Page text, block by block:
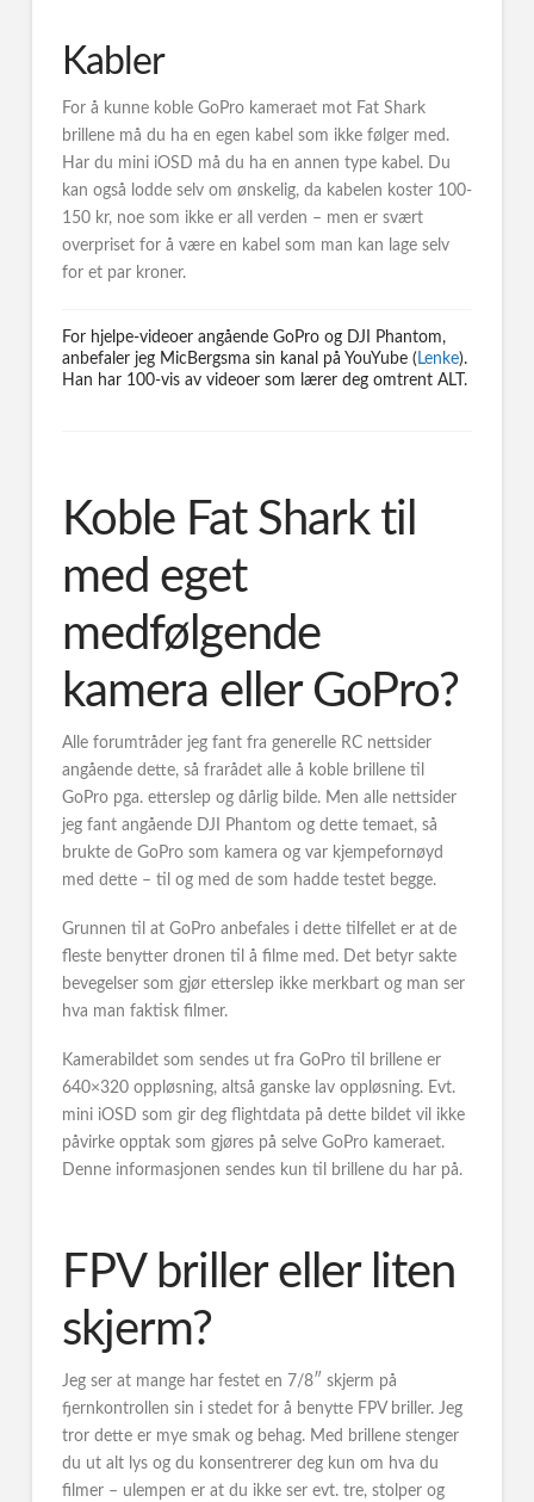
Kabler
For å kunne koble GoPro kameraet mot Fat Shark
brillene må du ha en egen kabel som ikke følger med.
Har du mini iOSD må du ha en annen type kabel. Du
kan også lodde selv om ønskelig, da kabelen koster 100-
150 kr, noe som ikke er all verden – men er svært
overpriset for å være en kabel som man kan lage selv
for et par kroner.
For hjelpe-videoer angående GoPro og DJI Phantom,
anbefaler jeg MicBergsma sin kanal på YouYube ( Lenke).
Han har 100-vis av videoer som lærer deg omtrent ALT.
Koble Fat Shark til
med eget
medfølgende
kamera eller GoPro?
Alle forumtråder jeg fant fra generelle RC nettsider
angående dette, så frarådet alle å koble brillene til
GoPro pga. etterslep og dårlig bilde. Men alle nettsider
jeg fant angående DJI Phantom og dette temaet, så
brukte de GoPro som kamera og var kjempefornøyd
med dette – til og med de som hadde testet begge.
Grunnen til at GoPro anbefales i dette tilfellet er at de
fleste benytter dronen til å filme med. Det betyr sakte
bevegelser som gjør etterslep ikke merkbart og man ser
hva man faktisk filmer.
Kamerabildet som sendes ut fra GoPro til brillene er
640×320 oppløsning, altså ganske lav oppløsning. Evt.
mini iOSD som gir deg flightdata på dette bildet vil ikke
påvirke opptak som gjøres på selve GoPro kameraet.
Denne informasjonen sendes kun til brillene du har på.
FPV briller eller liten
skjerm?
Jeg ser at mange har festet en 7/8″ skjerm på
fjernkontrollen sin i stedet for å benytte FPV briller. Jeg
tror dette er mye smak og behag. Med brillene stenger
du ut alt lys og du konsentrerer deg kun om hva du
filmer – ulempen er at du ikke ser evt. tre, stolper og